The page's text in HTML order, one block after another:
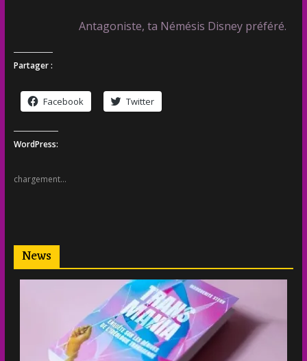
Antagoniste, ta Némésis Disney préféré.
Partager :
Facebook Twitter
WordPress:
chargement…
News